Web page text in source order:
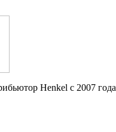
Henkel с 2007 года